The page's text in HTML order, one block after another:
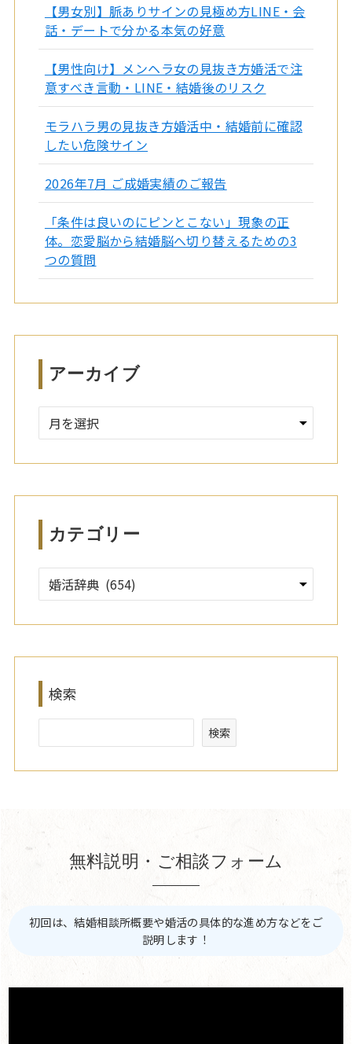
【男女別】脈ありサインの見極め方LINE・会
話・デートで分かる本気の好意
【男性向け】メンヘラ女の見抜き方婚活で注
意すべき言動・LINE・結婚後のリスク
モラハラ男の見抜き方婚活中・結婚前に確認
したい危険サイン
2026年7月 ご成婚実績のご報告
「条件は良いのにピンとこない」現象の正
体。恋愛脳から結婚脳へ切り替えるための3
つの質問
アーカイブ
ー
ブ
カテゴリー
検索
検索
無料説明・ご相談フォーム
初回は、結婚相談所概要や婚活の具体的な進め方などをご
説明します！